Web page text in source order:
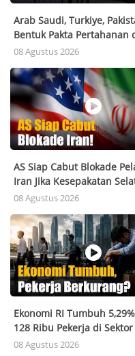
Arab Saudi, Turkiye,
Bentuk Pakta Pertahanan
Tengah Krisis Teluk
08 Agustus 2026
AS Siap Cabut Blokade
Iran Jika Kesepakatan
Hormuz Tercapai
08 Agustus 2026
Ekonomi RI Tumbuh
128 Ribu Pekerja di Sektor
Perdagangan Hilang! Ada
08 Agustus 2026